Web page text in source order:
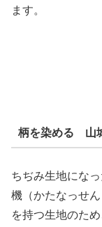
ます。
柄を染める 山
ちぢみ生地にな
機（かたなっせ
を持つ生地のた